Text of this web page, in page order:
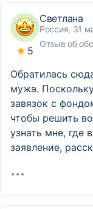
5
Светлана
Россия, 31
Отзыв об
Обратилась
мужа.
завязок с
чтобы решить
узнать мне, где
заявление,